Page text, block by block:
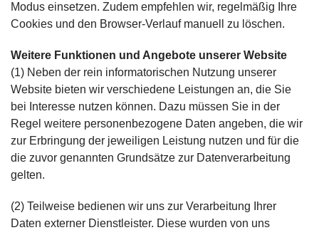
Modus einsetzen. Zudem empfehlen wir, regelmäßig Ihre
Cookies und den Browser-Verlauf manuell zu löschen.
Weitere Funktionen und Angebote unserer Website
(1) Neben der rein informatorischen Nutzung unserer
Website bieten wir verschiedene Leistungen an, die Sie
bei Interesse nutzen können. Dazu müssen Sie in der
Regel weitere personenbezogene Daten angeben, die wir
zur Erbringung der jeweiligen Leistung nutzen und für die
die zuvor genannten Grundsätze zur Datenverarbeitung
gelten.
(2) Teilweise bedienen wir uns zur Verarbeitung Ihrer
Daten externer Dienstleister. Diese wurden von uns